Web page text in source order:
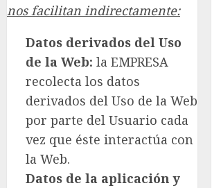
nos facilitan indirectamente:
Datos derivados del Uso
de la Web: la EMPRESA
recolecta los datos
derivados del Uso de la Web
por parte del Usuario cada
vez que éste interactúa con
la Web.
Datos de la aplicación y